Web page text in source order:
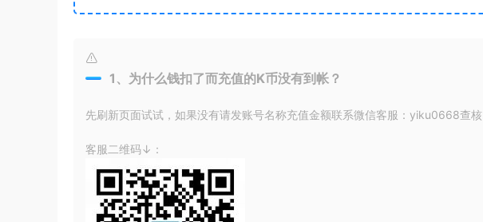
1、为什么钱扣了而充值的K币没有到帐？
先刷新页面试试，如果没有请发账号名称充值金额联系微信客服：yiku0668查核
客服二维码↓：